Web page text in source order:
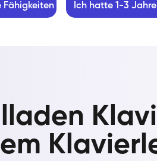
Fähigkeiten Ich hatte 1-3